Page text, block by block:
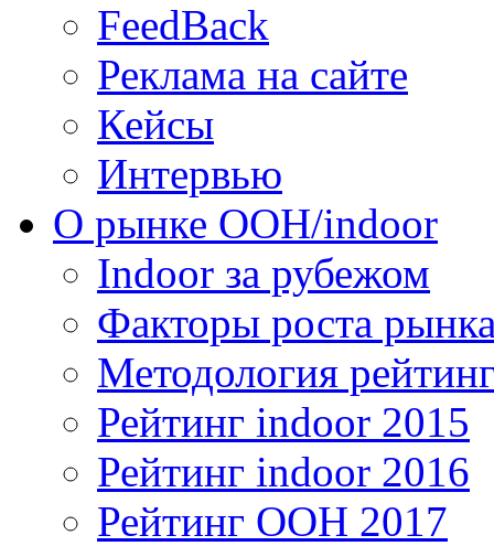
FeedBack
Реклама на сайте
Кейсы
Интервью
О рынке OOH/indoor
Indoor за рубежом
Факторы роста
Методология
Рейтинг indoor 2015
Рейтинг indoor 2016
Рейтинг OOH 2017